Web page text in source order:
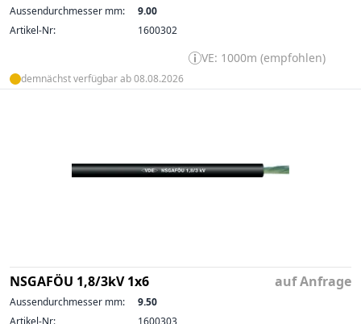
Aussendurchmesser mm:
9.00
Artikel-Nr:
1600302
VE: 1000m (empfohlen)
demnächst verfügbar ab 08.08.2026
NSGAFÖU 1,8/3kV 1x6 auf Anfrage
Aussendurchmesser mm:
9.50
Artikel-Nr:
1600303